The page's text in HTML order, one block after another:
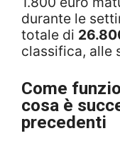
durante le
totale di
classifica, alle
Come
cosa è
precedenti